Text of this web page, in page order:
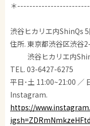
＊
渋谷ヒカリエ内ShinQs 5
住所. 東京都渋谷区渋谷
渋谷ヒカリエ内
TEL. 03-6427-6275
平日･土 11:00~21:00 ／
Instagram.
https://